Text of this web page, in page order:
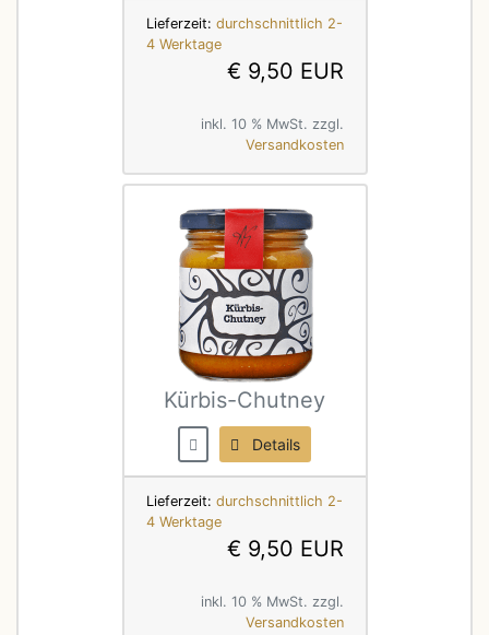
Lieferzeit: durchschnittlich 2-
4 Werktage
€ 9,50 EUR
inkl. 10 % MwSt. zzgl.
Versandkosten
Kürbis-Chutney
Details
Lieferzeit: durchschnittlich 2-
4 Werktage
€ 9,50 EUR
inkl. 10 % MwSt. zzgl.
Versandkosten